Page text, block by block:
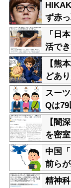
ず赤
「日
活で
厳格
【熊
どあ
付自
んな
火に
スー
Qは
【闇
を密
脱が
中国
前ら
する
精神